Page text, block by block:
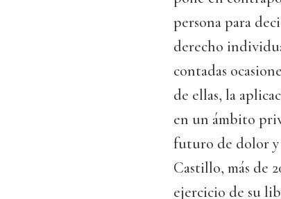
persona para
derecho
contadas
de ellas, la
en un ámbito
futuro de dolor y
Castillo, más de
ejercicio de su